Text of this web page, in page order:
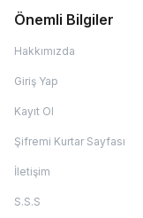
Önemli Bilgiler
Hakkımızda
Giriş Yap
Kayıt Ol
Şifremi Kurtar Sayfası
İletişim
S.S.S